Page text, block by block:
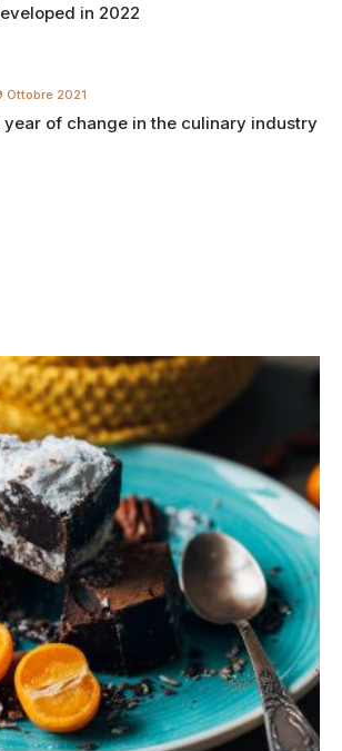
in 2022
Ottobre 2021
year of change in the culinary industry